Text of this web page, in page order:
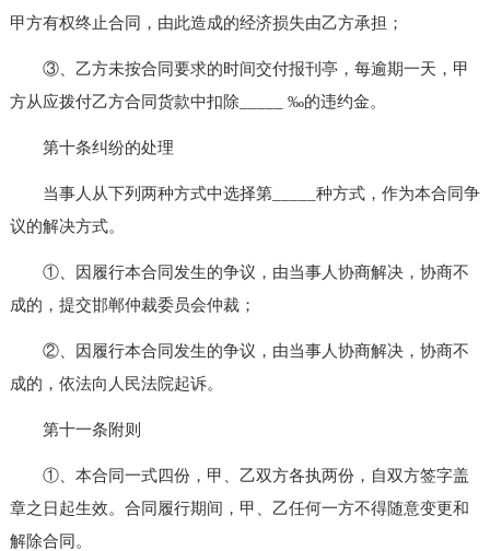
甲方有权终止合同，由此造成的经济损失由乙方承担；
③、乙方未按合同要求的时间交付报刊亭，每逾期一天，甲
方从应拨付乙方合同货款中扣除_____ ‰的违约金。
第十条纠纷的处理
当事人从下列两种方式中选择第_____种方式，作为本合同争
议的解决方式。
①、因履行本合同发生的争议，由当事人协商解决，协商不
成的，提交邯郸仲裁委员会仲裁；
②、因履行本合同发生的争议，由当事人协商解决，协商不
成的，依法向人民法院起诉。
第十一条附则
①、本合同一式四份，甲、乙双方各执两份，自双方签字盖
章之日起生效。合同履行期间，甲、乙任何一方不得随意变更和
解除合同。